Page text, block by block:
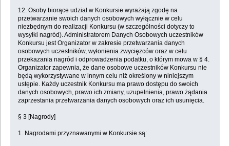
12. Osoby biorące udział w Konkursie wyrażają zgodę na
przetwarzanie swoich danych osobowych wyłącznie w celu
niezbędnym do realizacji Konkursu (w szczególności dotyczy to
wysyłki nagród). Administratorem Danych Osobowych uczestników
Konkursu jest Organizator w zakresie przetwarzania danych
osobowych uczestników, wyłonienia zwycięzców oraz w celu
przekazania nagród i odprowadzenia podatku, o którym mowa w § 4.
Organizator zapewnia, że dane osobowe uczestników Konkursu nie
będą wykorzystywane w innym celu niż określony w niniejszym
ustępie. Każdy uczestnik Konkursu ma prawo dostępu do swoich
danych osobowych, prawo ich zmiany, uzupełnienia, prawo żądania
zaprzestania przetwarzania danych osobowych oraz ich usunięcia.
§ 3 [Nagrody]
1. Nagrodami przyznawanymi w Konkursie są: